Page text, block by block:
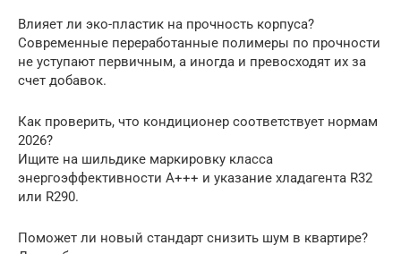
Влияет ли эко-пластик на прочность корпуса?
Современные переработанные полимеры по прочности
не уступают первичным, а иногда и превосходят их за
счет добавок.
Как проверить, что кондиционер соответствует нормам
2026?
Ищите на шильдике маркировку класса
энергоэффективности A+++ и указание хладагента R32
или R290.
Поможет ли новый стандарт снизить шум в квартире?